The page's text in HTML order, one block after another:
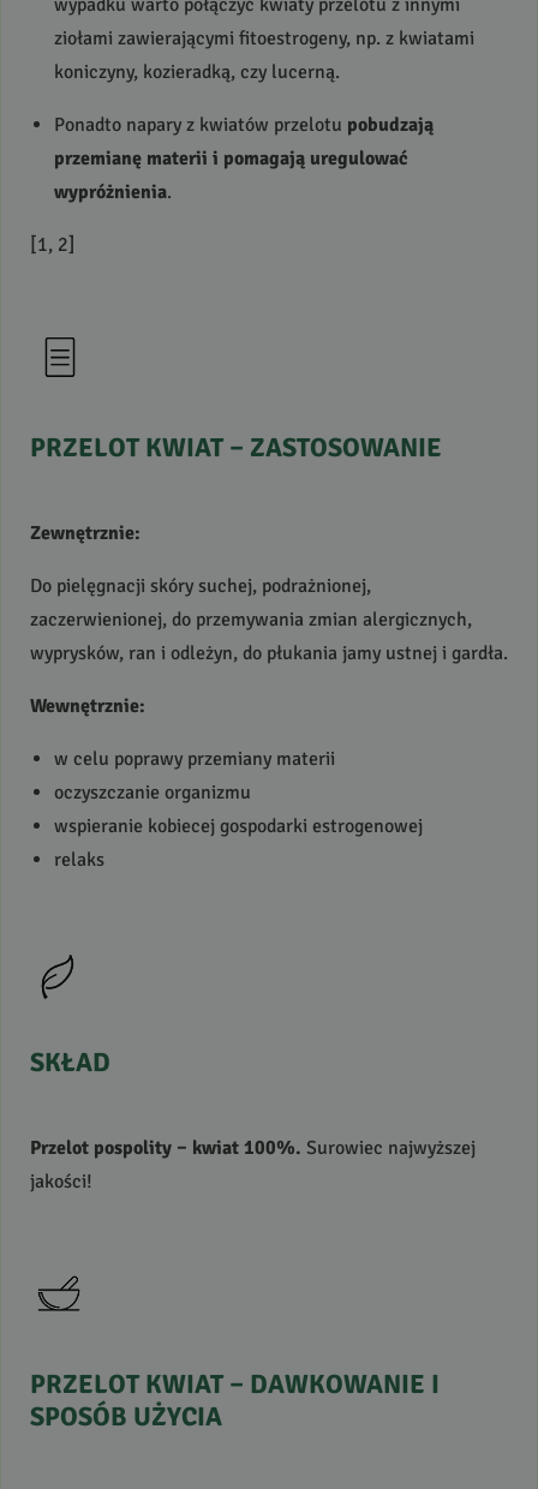
wypadku warto połączyć kwiaty przelotu z innymi
ziołami zawierającymi fitoestrogeny, np. z kwiatami
koniczyny, kozieradką, czy lucerną.
Ponadto napary z kwiatów przelotu pobudzają
przemianę materii i pomagają uregulować
wypróżnienia.
[1, 2]
PRZELOT KWIAT– ZASTOSOWANIE
Zewnętrznie:
Do pielęgnacji skóry suchej, podrażnionej,
zaczerwienionej, do przemywania zmian alergicznych,
wyprysków, ran i odleżyn, do płukania jamy ustnej i gardła.
Wewnętrznie:
w celu poprawy przemiany materii
oczyszczanie organizmu
wspieranie kobiecej gospodarki estrogenowej
relaks
SKŁAD
Przelot pospolity – kwiat 100%. Surowiec najwyższej
jakości!
PRZELOT KWIAT– DAWKOWANIE I
SPOSÓB UŻYCIA